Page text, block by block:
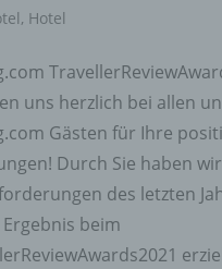
, Hotel
uns herzlich bei allen
Gästen für Ihre
Durch Sie haben
des letzten
beim